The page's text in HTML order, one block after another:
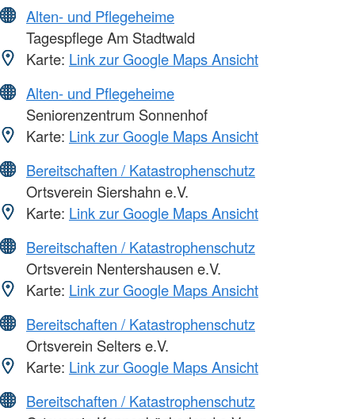
Alten- und Pflegeheime
Tagespflege Am Stadtwald
Karte: Link zur Google Maps Ansicht
Alten- und Pflegeheime
Seniorenzentrum Sonnenhof
Karte: Link zur Google Maps Ansicht
Bereitschaften / Katastrophenschutz
Ortsverein Siershahn e.V.
Karte: Link zur Google Maps Ansicht
Bereitschaften / Katastrophenschutz
Ortsverein Nentershausen e.V.
Karte: Link zur Google Maps Ansicht
Bereitschaften / Katastrophenschutz
Ortsverein Selters e.V.
Karte: Link zur Google Maps Ansicht
Bereitschaften / Katastrophenschutz